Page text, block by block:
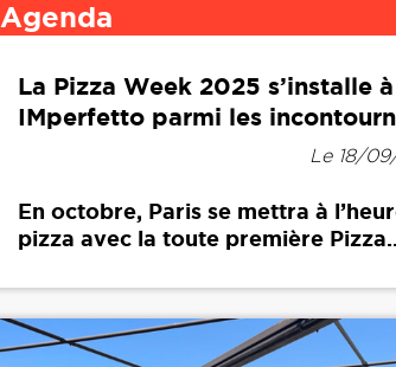
Agenda
La Pizza Week 2025 s’installe
IMperfetto parmi les
Le 18/
En octobre, Paris se mettra à
pizza avec la toute première